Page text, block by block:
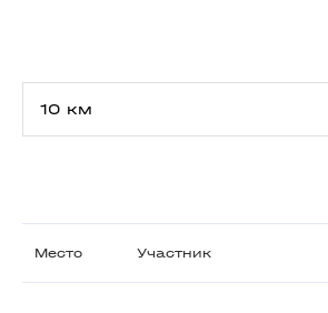
Место Участник